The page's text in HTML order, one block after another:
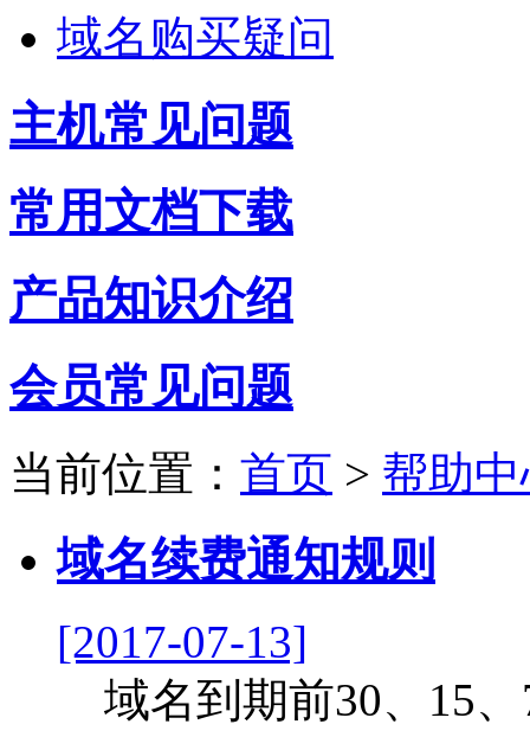
域名购买疑问
主机常见问题
常用文档下载
产品知识介绍
会员常见问题
当前位置： 首页 > 帮助
域名续费通知规则
[2017-07-13]
域名到期前30、15